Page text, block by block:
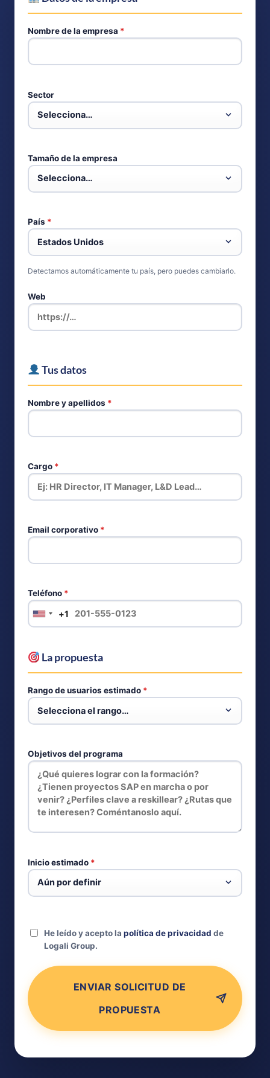
Nombre de la empresa *
Sector
Tamaño de la empresa
País *
Detectamos automáticamente tu país, pero puedes cambiarlo.
Web
Tus datos
Nombre y apellidos *
Cargo *
Email corporativo *
Teléfono *
UNITED
+1
La propuesta
Rango de usuarios estimado *
Objetivos del programa
Inicio estimado *
He leído y acepto la política de privacidad de
Logali Group.
ENVIAR SOLICITUD DE
PROPUESTA